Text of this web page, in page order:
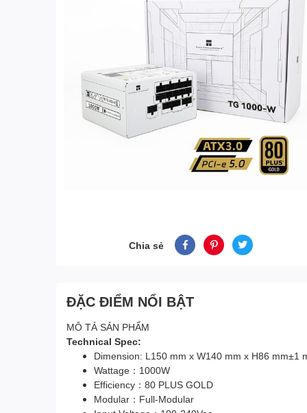
Chia sẻ
ĐẶC ĐIỂM NỔI BẬT
MÔ TẢ SẢN PHẨM
Technical Spec:
Dimension: L150 mm x W140 mm x H86 mm±1
Wattage：1000W
Efficiency：80 PLUS GOLD
Modular：Full-Modular